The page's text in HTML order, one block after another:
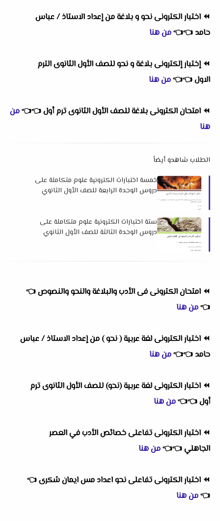
⏪ اختبار الكترونى نحو و بلاغة من إعداد الاستاذ / عباس
حامد 👈
👈من هنا
⏪إختبار إلكترونى بلاغة و نحو للصف الأول الثانوى الترم
الاول👈
👈من هنا
⏪ امتحان الكترونى بلاغة للصف الأول الثانوى ترم أول👈
👈من
هنا
الطلاب شاهدو أيضاً
خمسة اختبارات الكترونية علوم متكاملة على
دروس الوحدة الرابعة للصف الأول الثانوي
ستة اختبارات الكترونية علوم متكاملة على
دروس الوحدة الثالثة للصف الأول الثانوي
⏪ امتحان الكترونى فى الأدب والبلاغة والنحو والنصوص👈
👈من هنا
⏪ اختبار الكترونى لغة عربية ( نحو ) من إعداد الاستاذ / عباس
حامد 👈
👈من هنا
⏪ اختبار الكترونى لغة عربية (نحو) للصف الأول الثانوى ترم
أول👈
👈من هنا
⏪ اختبار الكترونى تفاعلى خصائص الأدب في العصر
الجاهلي👈
👈من هنا
⏪ اختبار الكترونى تفاعلى نحو اعداد مس ايمان شكرى👈
👈من هنا